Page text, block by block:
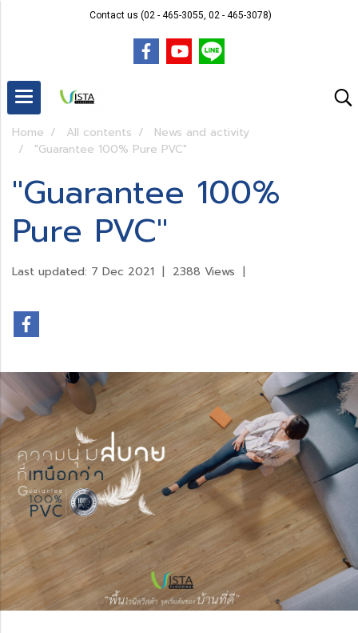
Contact us (02 - 465-3055, 02 - 465-3078)
Home All contents
News and activity
"Guarantee 100% Pure PVC"
"Guarantee 100%
Pure PVC"
Last updated: 7 Dec 2021 | 2388 Views |